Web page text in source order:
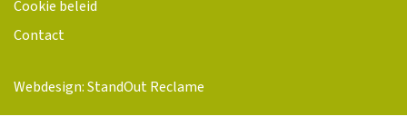
Cookie beleid
Contact
Webdesign: StandOut Reclame